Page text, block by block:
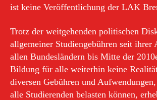
ist keine Veröffentlichung der LAK
Trotz der weitgehenden politischen
allgemeiner Studiengebühren seit ihrer
allen Bundesländern bis Mitte der
Bildung für alle weiterhin keine
diversen Gebühren und
alle Studierenden belasten können,